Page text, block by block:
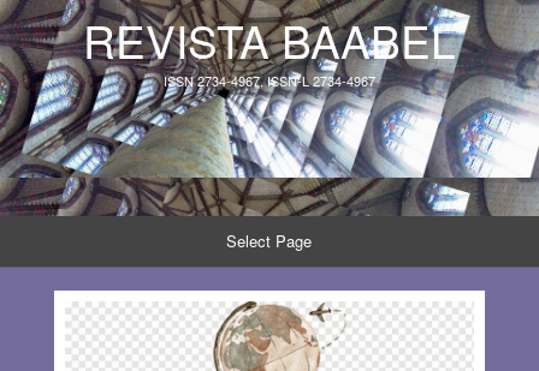
REVISTA BAABEL
ISSN 2734-4967, ISSN-L 2734-4967
Select Page